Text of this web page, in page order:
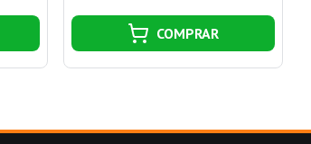
COMPRAR